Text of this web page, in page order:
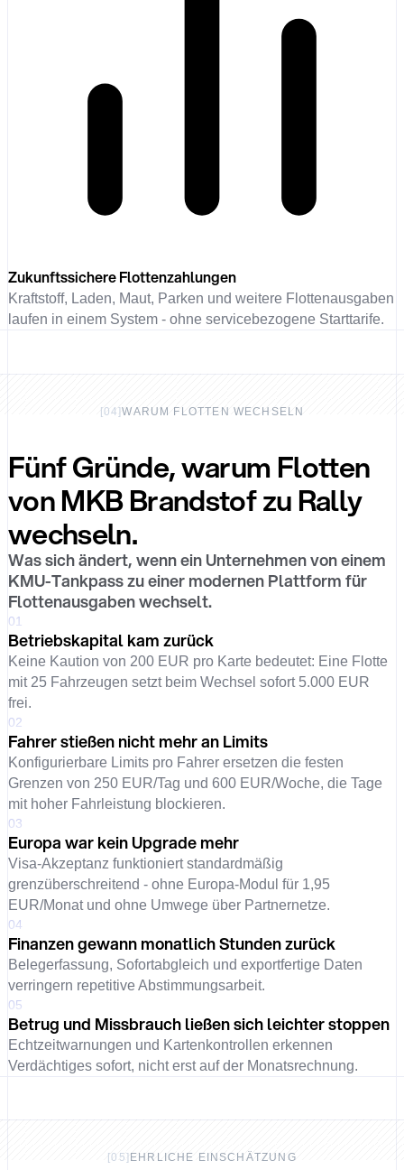
Zukunftssichere Flottenzahlungen
Kraftstoff, Laden, Maut, Parken und weitere Flottenausgaben
laufen in einem System - ohne servicebezogene Starttarife.
[04]WARUM FLOTTEN WECHSELN
Fünf Gründe, warum Flotten
von MKB Brandstof zu Rally
wechseln.
Was sich ändert, wenn ein Unternehmen von einem
KMU-Tankpass zu einer modernen Plattform für
Flottenausgaben wechselt.
01
Betriebskapital kam zurück
Keine Kaution von 200 EUR pro Karte bedeutet: Eine Flotte
mit 25 Fahrzeugen setzt beim Wechsel sofort 5.000 EUR
frei.
02
Fahrer stießen nicht mehr an Limits
Konfigurierbare Limits pro Fahrer ersetzen die festen
Grenzen von 250 EUR/Tag und 600 EUR/Woche, die Tage
mit hoher Fahrleistung blockieren.
03
Europa war kein Upgrade mehr
Visa-Akzeptanz funktioniert standardmäßig
grenzüberschreitend - ohne Europa-Modul für 1,95
EUR/Monat und ohne Umwege über Partnernetze.
04
Finanzen gewann monatlich Stunden zurück
Belegerfassung, Sofortabgleich und exportfertige Daten
verringern repetitive Abstimmungsarbeit.
05
Betrug und Missbrauch ließen sich leichter stoppen
Echtzeitwarnungen und Kartenkontrollen erkennen
Verdächtiges sofort, nicht erst auf der Monatsrechnung.
[05] EHRLICHE EINSCHÄTZUNG